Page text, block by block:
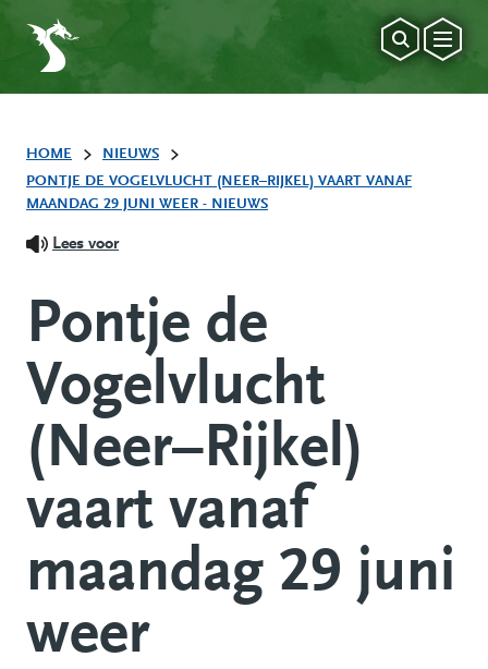
HOME
NIEUWS
PONTJE DE VOGELVLUCHT (NEER–RIJKEL) VAART VANAF
MAANDAG 29 JUNI WEER - NIEUWS
Lees voor
Pontje de
Vogelvlucht
(Neer–Rijkel)
vaart vanaf
maandag 29 juni
weer